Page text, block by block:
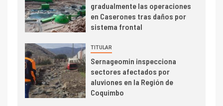
I+D
Producción minera en mayo de
2026 cae 10,6%
3
PIB minero impacta el
crecimiento regional: Banco
Central reporta resultados
gradualmente las operaciones
en Caserones tras daños por
sistema frontal
TITULAR
Sernageomin inspecciona
sectores afectados por
aluviones en la Región de
Coquimbo